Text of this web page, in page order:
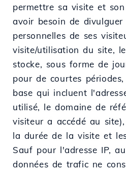
permettre sa visite et
avoir besoin de
personnelles de ses
visite/utilisation du site,
stocke, sous forme de
pour de courtes
base qui incluent
utilisé, le domaine de
visiteur a accédé au
la durée de la visite et
Sauf pour l'adresse IP,
données de trafic ne